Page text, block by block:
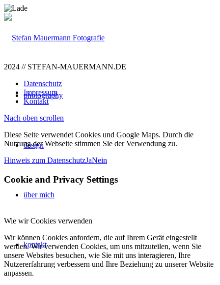
photography
design
über mich
kontakt
2024 // STEFAN-MAUERMANN.DE
Datenschutz
Impressum
Kontakt
Nach oben scrollen
Diese Seite verwendet Cookies und Google Maps. Durch die
Nutzung der Webseite stimmen Sie der Verwendung zu.
Hinweis zum DatenschutzJaNein
Cookie and Privacy Settings
Wie wir Cookies verwenden
Wir können Cookies anfordern, die auf Ihrem Gerät eingestellt
werden. Wir verwenden Cookies, um uns mitzuteilen, wenn Sie
unsere Websites besuchen, wie Sie mit uns interagieren, Ihre
Nutzererfahrung verbessern und Ihre Beziehung zu unserer Website
anpassen.